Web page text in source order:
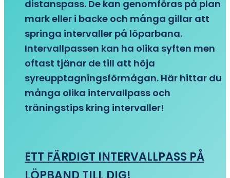
distanspass. De kan genomföras på plan
mark eller i backe och många gillar att
springa intervaller på löparbana.
Intervallpassen kan ha olika syften men
oftast tjänar de till att höja
syreupptagningsförmågan. Här hittar du
många olika intervallpass och
träningstips kring intervaller!
ETT FÄRDIGT INTERVALLPASS PÅ